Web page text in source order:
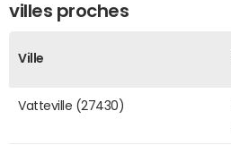
villes proches
Ville
Vatteville (27430)